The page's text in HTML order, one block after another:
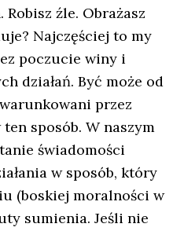
Robisz źle. Obrażasz
Najczęściej to my
poczucie winy i
działań. Być może od
przez
sposób. W naszym
świadomości
w sposób, który
(boskiej moralności w
sumienia. Jeśli nie